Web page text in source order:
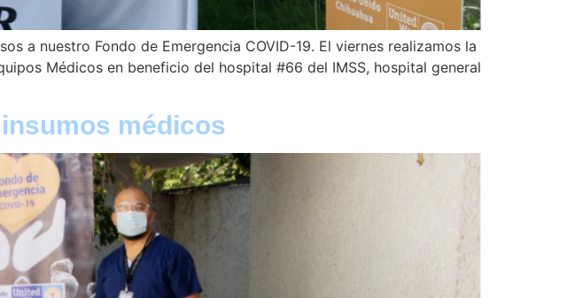
a nuestro Fondo de Emergencia COVID-19. El viernes realizamos la
Médicos en beneficio del hospital #66 del IMSS, hospital general
médicos